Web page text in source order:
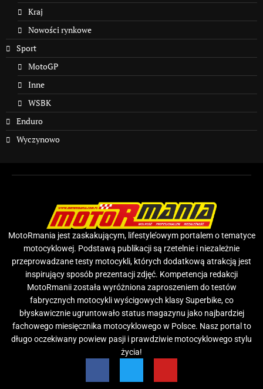
Kraj
Nowości rynkowe
Sport
MotoGP
Inne
WSBK
Enduro
Wyczynowo
MotoRmania jest zaskakującym, lifestyle’owym portalem o tematyce
motocyklowej. Podstawą publikacji są rzetelnie i niezależnie
przeprowadzane testy motocykli, których dodatkową atrakcją jest
inspirujący sposób prezentacji zdjęć. Kompetencja redakcji
MotoRmanii została wyróżniona zaproszeniem do testów
fabrycznych motocykli wyścigowych klasy Superbike, co
błyskawicznie ugruntowało status magazynu jako najbardziej
fachowego miesięcznika motocyklowego w Polsce. Nasz portal to
długo oczekiwany powiew pasji i prawdziwie motocyklowego stylu
życia!